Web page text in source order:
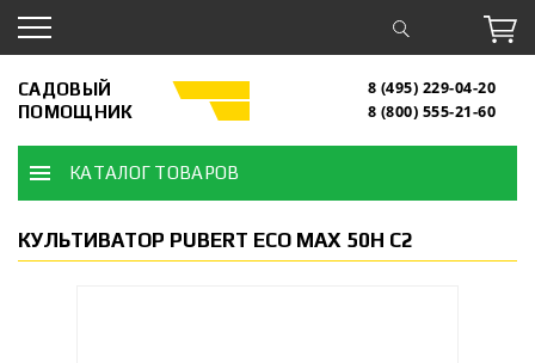
САДОВЫЙ
ПОМОЩНИК
8 (495) 229-04-20
8 (800) 555-21-60
КАТАЛОГ ТОВАРОВ
КУЛЬТИВАТОР PUBERT ECO MAX 50H C2